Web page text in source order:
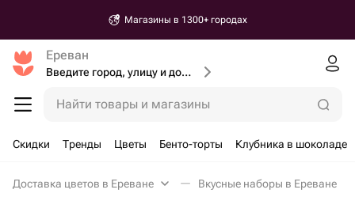
Магазины в 1300+ городах
Ереван
Введите город, улицу и дом доставки
Найти товары и магазины
Скидки Тренды Цветы Бенто-торты Клубника в шоколаде
Доставка цветов в Ереване Вкусные наборы в Ереване